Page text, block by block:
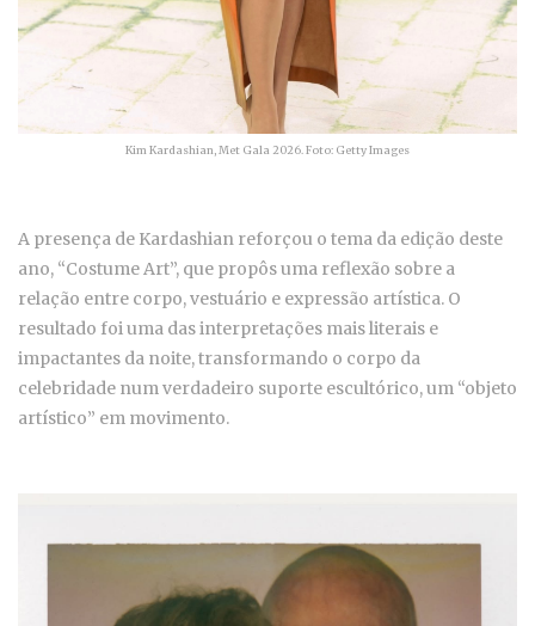
Kim Kardashian, Met Gala 2026. Foto: Getty Images
A presença de Kardashian reforçou o tema da edição deste
ano, “Costume Art”, que propôs uma reflexão sobre a
relação entre corpo, vestuário e expressão artística. O
resultado foi uma das interpretações mais literais e
impactantes da noite, transformando o corpo da
celebridade num verdadeiro suporte escultórico, um “objeto
artístico” em movimento.